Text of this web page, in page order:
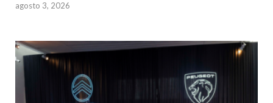
agosto 3, 2026